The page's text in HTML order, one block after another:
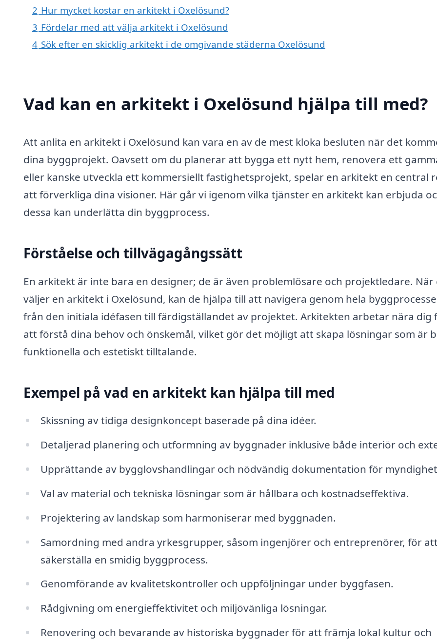
2 Hur mycket kostar en arkitekt i Oxelösund?
3 Fördelar med att välja arkitekt i Oxelösund
4 Sök efter en skicklig arkitekt i de omgivande städerna Oxelösund
Vad kan en arkitekt i Oxelösund hjälpa till med?
Att anlita en arkitekt i Oxelösund kan vara en av de mest kloka besluten när det
dina byggprojekt. Oavsett om du planerar att bygga ett nytt hem, renovera ett
eller kanske utveckla ett kommersiellt fastighetsprojekt, spelar en arkitekt en central
att förverkliga dina visioner. Här går vi igenom vilka tjänster en arkitekt kan erbjuda
dessa kan underlätta din byggprocess.
Förståelse och tillvägagångssätt
En arkitekt är inte bara en designer; de är även problemlösare och projektledare. När
väljer en arkitekt i Oxelösund, kan de hjälpa till att navigera genom hela
från den initiala idéfasen till färdigställandet av projektet. Arkitekten arbetar nära dig
att förstå dina behov och önskemål, vilket gör det möjligt att skapa lösningar som är
funktionella och estetiskt tilltalande.
Exempel på vad en arkitekt kan hjälpa till med
Skissning av tidiga designkoncept baserade på dina idéer.
Detaljerad planering och utformning av byggnader inklusive både interiör och
Upprättande av bygglovshandlingar och nödvändig dokumentation för
Val av material och tekniska lösningar som är hållbara och kostnadseffektiva.
Projektering av landskap som harmoniserar med byggnaden.
Samordning med andra yrkesgrupper, såsom ingenjörer och entreprenörer, för att
säkerställa en smidig byggprocess.
Genomförande av kvalitetskontroller och uppföljningar under byggfasen.
Rådgivning om energieffektivitet och miljövänliga lösningar.
Renovering och bevarande av historiska byggnader för att främja lokal kultur och